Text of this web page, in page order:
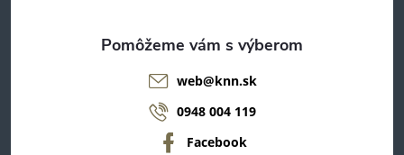
web@knn.sk
0948 004 119
Facebook